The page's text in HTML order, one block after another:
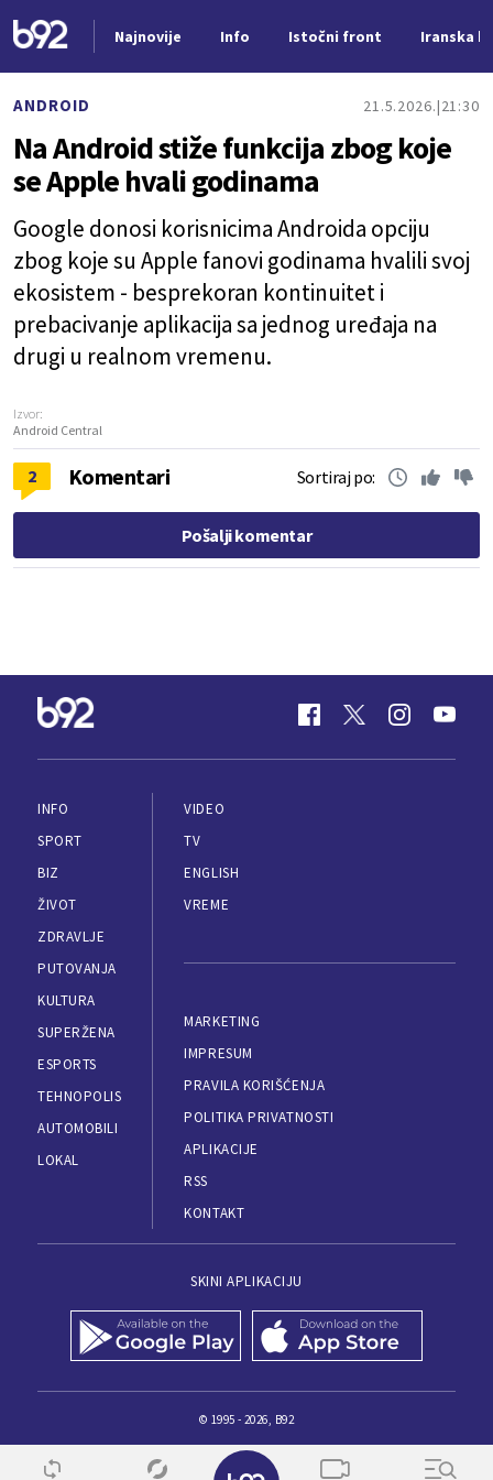
Najnovije Info Istočni front Iranska
ANDROID 21.5.2026. 21:30
Na Android stiže funkcija zbog koje
se Apple hvali godinama
Google donosi korisnicima Androida opciju
zbog koje su Apple fanovi godinama hvalili svoj
ekosistem - besprekoran kontinuitet i
prebacivanje aplikacija sa jednog uređaja na
drugi u realnom vremenu.
Izvor:
Android Central
2 Komentari Sortiraj po:
Pošalji komentar
INFO
SPORT
BIZ
ŽIVOT
ZDRAVLJE
PUTOVANJA
KULTURA
SUPERŽENA
ESPORTS
TEHNOPOLIS
AUTOMOBILI
LOKAL
VIDEO
TV
ENGLISH
VREME
MARKETING
IMPRESUM
PRAVILA KORIŠĆENJA
POLITIKA PRIVATNOSTI
APLIKACIJE
RSS
KONTAKT
SKINI APLIKACIJU
© 1995 - 2026, B92